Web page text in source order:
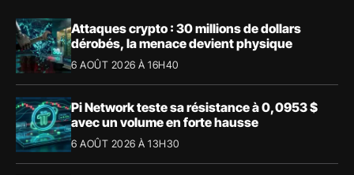
Attaques crypto : 30 millions de dollars
dérobés, la menace devient physique
6 AOÛT 2026 À 16H40
Pi Network teste sa résistance à 0,0953 $
avec un volume en forte hausse
6 AOÛT 2026 À 13H30